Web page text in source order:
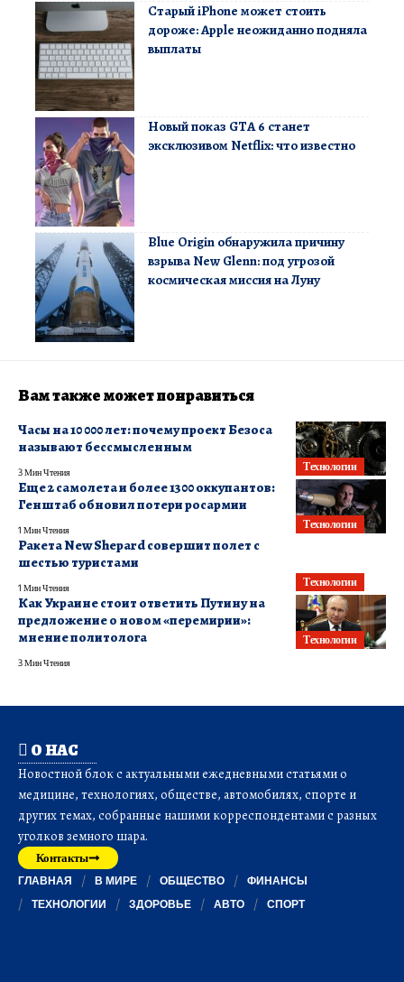
Старый iPhone может стоить
дороже: Apple неожиданно подняла
выплаты
Новый показ GTA 6 станет
эксклюзивом Netflix: что известно
Blue Origin обнаружила причину
взрыва New Glenn: под угрозой
космическая миссия на Луну
Вам также может понравиться
Технологии
Часы на 10 000 лет: почему проект Безоса
называют бессмысленным
3 Мин Чтения
Технологии
Еще 2 самолета и более 1300 оккупантов:
Генштаб обновил потери росармии
1 Мин Чтения
Технологии
Ракета New Shepard совершит полет с
шестью туристами
1 Мин Чтения
Технологии
Как Украине стоит ответить Путину на
предложение о новом «перемирии»:
мнение политолога
3 Мин Чтения
О НАС
Новостной блок с актуальными ежедневными статьями о
медицине, технологиях, обществе, автомобилях, спорте и
других темах, собранные нашими корреспондентами с разных
уголков земного шара.
Контакты
ГЛАВНАЯ В МИРЕ ОБЩЕСТВО
ФИНАНСЫ
ТЕХНОЛОГИИ
ЗДОРОВЬЕ АВТО СПОРТ